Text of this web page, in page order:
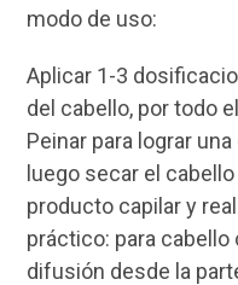
modo de uso:
Aplicar 1-3
del cabello, por todo
Peinar para lograr
luego secar el
producto capilar y
práctico: para
difusión desde la